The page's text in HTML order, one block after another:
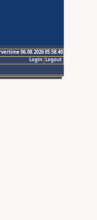
06.08.2026 05:58:40
Logout
Login